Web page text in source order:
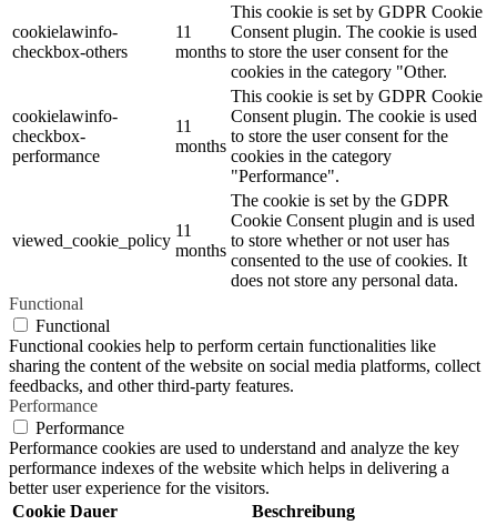
cookielawinfo-
checkbox-others
11
months
This cookie is set by GDPR Cookie
Consent plugin. The cookie is used
to store the user consent for the
cookies in the category "Other.
cookielawinfo-
checkbox-
performance
11
months
This cookie is set by GDPR Cookie
Consent plugin. The cookie is used
to store the user consent for the
cookies in the category
"Performance".
viewed_cookie_policy
11
months
The cookie is set by the GDPR
Cookie Consent plugin and is used
to store whether or not user has
consented to the use of cookies. It
does not store any personal data.
Functional
Functional
Functional cookies help to perform certain functionalities like
sharing the content of the website on social media platforms, collect
feedbacks, and other third-party features.
Performance
Performance
Performance cookies are used to understand and analyze the key
performance indexes of the website which helps in delivering a
better user experience for the visitors.
Cookie Dauer Beschreibung